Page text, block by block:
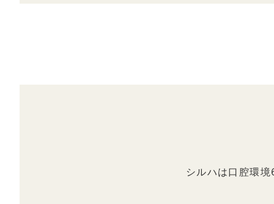
シルハは口腔環